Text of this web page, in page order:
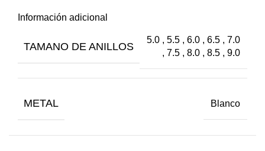
Información adicional
TAMANO DE ANILLOS
5.0 , 5.5 , 6.0 , 6.5 , 7.0
, 7.5 , 8.0 , 8.5 , 9.0
METAL Blanco